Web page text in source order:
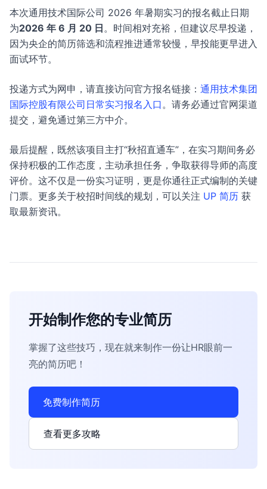
本次通用技术国际公司 2026 年暑期实习的报名截止日期
为2026 年 6 月 20 日。时间相对充裕，但建议尽早投递，
因为央企的简历筛选和流程推进通常较慢，早投能更早进入
面试环节。
投递方式为网申，请直接访问官方报名链接： 通用技术集团
国际控股有限公司日常实习报名入口。请务必通过官网渠道
提交，避免通过第三方中介。
最后提醒，既然该项目主打“秋招直通车”，在实习期间务必
保持积极的工作态度，主动承担任务，争取获得导师的高度
评价。这不仅是一份实习证明，更是你通往正式编制的关键
门票。更多关于校招时间线的规划，可以关注 UP 简历 获
取最新资讯。
开始制作您的专业简历
掌握了这些技巧，现在就来制作一份让HR眼前一
亮的简历吧！
免费制作简历
查看更多攻略